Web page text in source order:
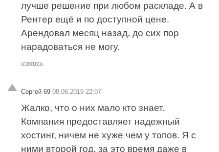
лучше решение при любом раскладе. А в
Рентер ещё и по доступной цене.
Арендовал месяц назад, до сих пор
нарадоваться не могу.
ответить
Сергей 69 08.08.2019 22:07
Жалко, что о них мало кто знает.
Компания предоставляет надежный
хостинг, ничем не хуже чем у топов. Я с
ними второй год, за это время даже в